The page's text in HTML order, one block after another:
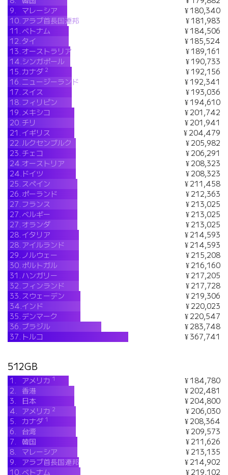
9.
マレーシア
¥ 180,340
10. アラブ首長国連邦
¥ 181,983
11.ベトナム
¥ 184,506
12.タイ
¥ 185,524
13.オーストラリア
¥ 189,161
14.シンガポール
¥ 190,733
15.カナダ 2
¥ 192,156
16. ニュージーランド
¥ 192,341
17. スイス
¥ 193,036
18. フィリピン
¥ 194,610
19. メキシコ
¥ 201,742
20.チリ
¥ 201,941
21. イギリス
¥ 204,479
22.ルクセンブルク
¥ 205,982
23.チェコ
¥ 206,291
24.オーストリア
¥ 208,323
24. ドイツ
¥ 208,323
25. スペイン
¥ 211,458
26. ポーランド
¥ 212,363
27. フランス
¥ 213,025
27.ベルギー
¥ 213,025
27.オランダ
¥ 213,025
28. イタリア
¥ 214,593
28. アイルランド
¥ 214,593
29. ノルウェー
¥ 215,208
30. ポルトガル
¥ 216,160
31. ハンガリー
¥ 217,205
32. フィンランド
¥ 217,728
33. スウェーデン
¥ 219,306
34.インド
¥ 220,023
35.デンマーク
¥ 220,547
36. ブラジル
¥ 283,748
37. トルコ ¥ 367,741
512GB
1. アメリカ 1
¥ 184,780
2.
香港
¥ 202,481
3.
日本
¥ 204,800
4.
アメリカ 2
¥ 206,030
5.
カナダ 1
¥ 208,364
6.
台湾
¥ 209,573
7.
韓国
¥ 211,626
8.
マレーシア
¥ 213,135
9.
アラブ首長国連邦
¥ 214,902
10.ベトナム ¥ 219,102